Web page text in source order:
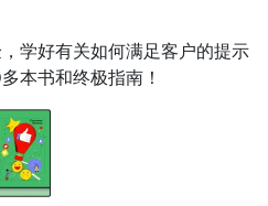
学好有关如何满足客户的提示
本书和终极指南！